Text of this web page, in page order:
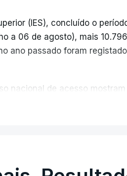
(IES), concluído o
a 06 de agosto), mais
ano passado foram
nacional de acesso
Ciência e Inovação